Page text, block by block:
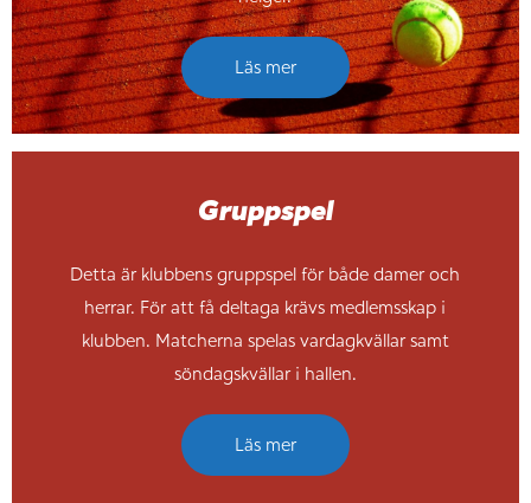
Läs mer
Gruppspel
Detta är klubbens gruppspel för både damer och
herrar. För att få deltaga krävs medlemsskap i
klubben. Matcherna spelas vardagkvällar samt
söndagskvällar i hallen.
Läs mer